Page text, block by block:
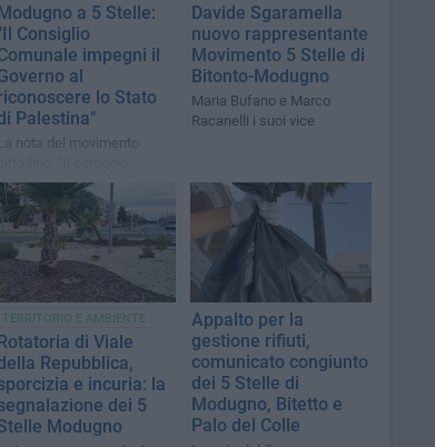
a 5 Stelle:
Consiglio
impegni il
al
lo Stato
Palestina"
nota del movimento
non può e non deve
mancare"
Davide Sgaramella
nuovo rappresentante
Movimento 5 Stelle di
Bitonto-Modugno
Maria Bufano e Marco
Racanelli i suoi vice
TERRITORIO E AMBIENTE
di Viale
Repubblica,
e incuria: la
dei 5
Modugno
Appalto per la
gestione rifiuti,
comunicato congiunto
dei 5 Stelle di
Modugno, Bitetto e
Palo del Colle